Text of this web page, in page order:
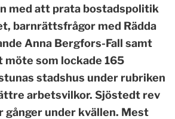
med att prata bostadspolitik
barnrättsfrågor med Rädda
Anna Bergfors-Fall samt
möte som lockade 165
stadshus under rubriken
arbetsvilkor. Sjöstedt rev
gånger under kvällen. Mest